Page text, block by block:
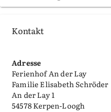
Kontakt
Adresse
Ferienhof An der Lay
Familie Elisabeth Schröder
An der Lay 1
54578 Kerpen-Loogh